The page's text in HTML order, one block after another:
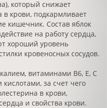
который снижает
в крови, подкармливает
кишечник. Состав яблок
на работу сердца,
хороший уровень
кровеносных сосудов.
витаминами В6, Е, С
за счет чего
в крови,
и свойства крови.